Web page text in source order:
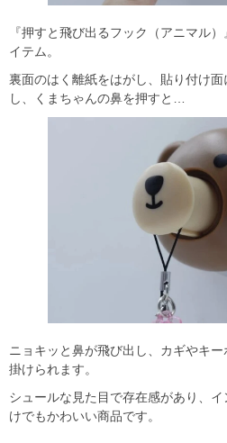
『押すと飛び出るフック（アニマル
イテム。
裏面のはく離紙をはがし、貼り付け
し、くまちゃんの鼻を押すと…
ニョキッと鼻が飛び出し、カギやキ
掛けられます。
シュールな見た目で存在感があり、
けでもかわいい商品です。